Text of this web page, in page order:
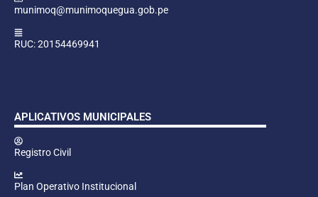
munimoq@munimoquegua.gob.pe
RUC: 20154469941
APLICATIVOS MUNICIPALES
Registro Civil
Plan Operativo Institucional